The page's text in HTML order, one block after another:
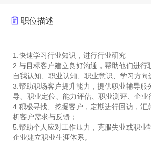
职位描述
1.快速学习行业知识，进行行业研究
2.与目标客户建立良好沟通，帮助他们进行
自我认知、职业认知、职业意识、学习方
3.帮助职场客户提升能力，提供职业辅导服
导、职业定位、能力评估、职业测评、企业
4.积极寻找、挖掘客户，定期进行回访，汇
析客户需求与反馈；
5.帮助个人应对工作压力，克服失业或职业